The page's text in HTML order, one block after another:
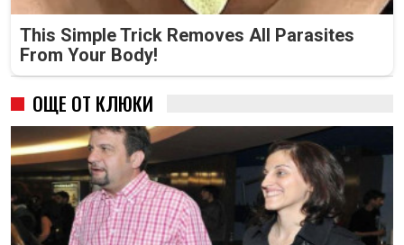
This Simple Trick Removes All Parasites
From Your Body!
ОЩЕ ОТ КЛЮКИ